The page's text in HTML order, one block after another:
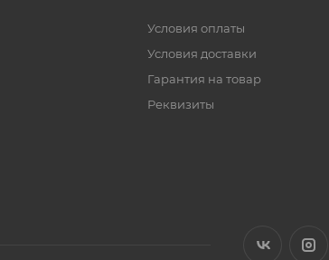
Условия оплаты
Условия доставки
Гарантия на товар
Реквизиты